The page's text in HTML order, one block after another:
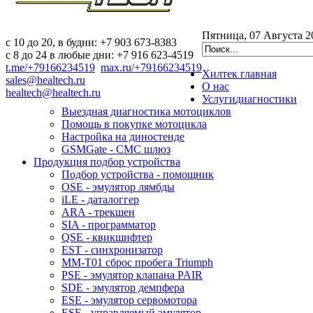
c 10 до 20, в будни: +7 903 673-8383
с 8 до 24 в любые дни: +7 916 623-4519
t.me/+79166234519 max.ru/+79166234519
sales@healtech.ru
healtech@healtech.ru
Пятница, 07 Августа
Хилтек главная
О нас
Услугидиагностики
Выездная диагностика мотоциклов
Помощь в покупке мотоцикла
Настройка на диностенде
GSMGate - СМС шлюз
Продукция подбор устройства
Подбор устройства - помощник
OSE - эмулятор лямбды
iLE - даталоггер
ARA - трекшен
SIA - программатор
QSE - квикшифтер
EST - синхронизатор
MM-T01 сброс пробега Triumph
PSE - эмулятор клапана PAIR
SDE - эмулятор демпфера
ESE - эмулятор сервомотора